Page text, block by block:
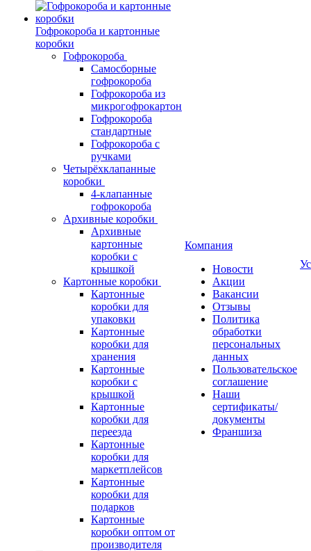
Гофрокороба и картонные
коробки
Гофрокороба
Самосборные
гофрокороба
Гофрокороба из
микрогофрокартон
Гофрокороба
стандартные
Гофрокороба с
ручками
Четырёхклапанные
коробки
4-клапанные
гофрокороба
Архивные коробки
Архивные
картонные
коробки с
крышкой
Картонные коробки
Картонные
коробки для
упаковки
Картонные
коробки для
хранения
Картонные
коробки с
крышкой
Картонные
коробки для
переезда
Картонные
коробки для
маркетплейсов
Картонные
коробки для
подарков
Картонные
коробки оптом от
производителя
Компания
Новости
Акции
Вакансии
Отзывы
Политика
обработки
персональных
данных
Пользовательское
соглашение
Наши
сертификаты/
документы
Франшиза